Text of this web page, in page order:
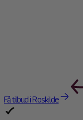
Få tilbud i Roskilde